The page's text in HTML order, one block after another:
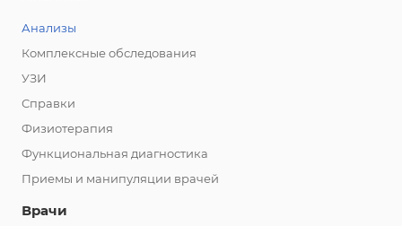
Анализы
Комплексные обследования
УЗИ
Справки
Физиотерапия
Функциональная диагностика
Приемы и манипуляции врачей
Врачи